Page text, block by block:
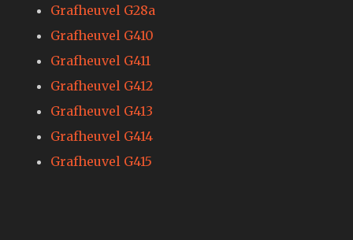
Grafheuvel G28a
Grafheuvel G410
Grafheuvel G411
Grafheuvel G412
Grafheuvel G413
Grafheuvel G414
Grafheuvel G415